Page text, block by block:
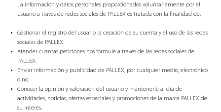
La información y datos personales proporcionados voluntariamente por el
usuario a través de redes sociales de PALLEX es tratada con la finalidad de:
Gestionar el registro del usuario la creación de su cuenta y el uso de las redes
sociales de PALLEX.
Atender cuantas peticiones nos formule a través de las redes sociales de
PALLEX.
Enviar información y publicidad de PALLEX, por cualquier medio, electrónico
o no.
Conocer la opinión y valoración del usuario y mantenerle al día de
actividades, noticias, ofertas especiales y promociones de la marca PALLEX de
su interés.